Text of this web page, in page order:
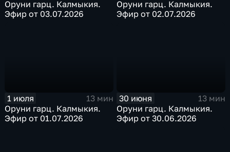
Оруни гарц. Калмыкия.
Эфир от 03.07.2026
Оруни гарц. Калмыкия.
Эфир от 02.07.2026
1 июля
13 мин
Оруни гарц. Калмыкия.
Эфир от 01.07.2026
30 июня
13 мин
Оруни гарц. Калмыкия.
Эфир от 30.06.2026